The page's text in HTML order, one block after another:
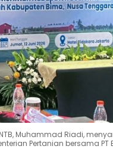
Muhammad Riadi,
Pertanian bersama PT